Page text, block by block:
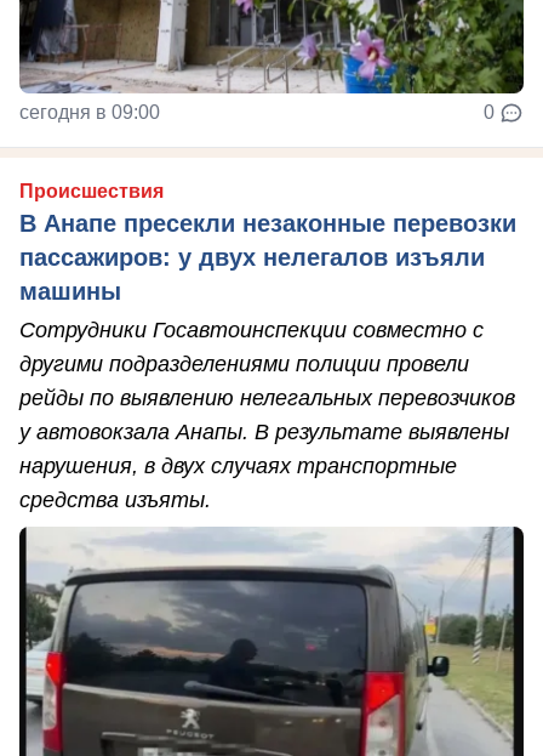
сегодня в 09:00 0
Происшествия
В Анапе пресекли незаконные перевозки
пассажиров: у двух нелегалов изъяли
машины
Сотрудники Госавтоинспекции совместно с
другими подразделениями полиции провели
рейды по выявлению нелегальных перевозчиков
у автовокзала Анапы. В результате выявлены
нарушения, в двух случаях транспортные
средства изъяты.